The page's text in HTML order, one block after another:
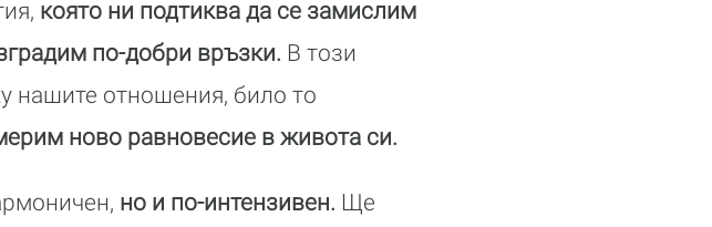
която ни подтиква да се замислим
по-добри връзки. В този
нашите отношения, било то
ново равновесие в живота си.
но и по-интензивен. Ще